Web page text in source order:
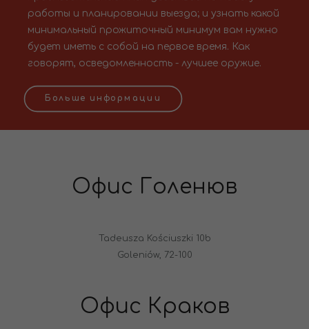
работы и планировании выезда; и узнать какой
минимальный прожиточный минимум вам нужно
будет иметь с собой на первое время. Как
говорят, осведомленность - лучшее оружие.
Больше информации
Офис Голенюв
Tadeusza Kościuszki 10b
Goleniów, 72-100
Офис Краков